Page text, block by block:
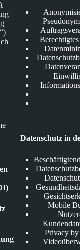
Datenschutz in
Mobile
Privacy